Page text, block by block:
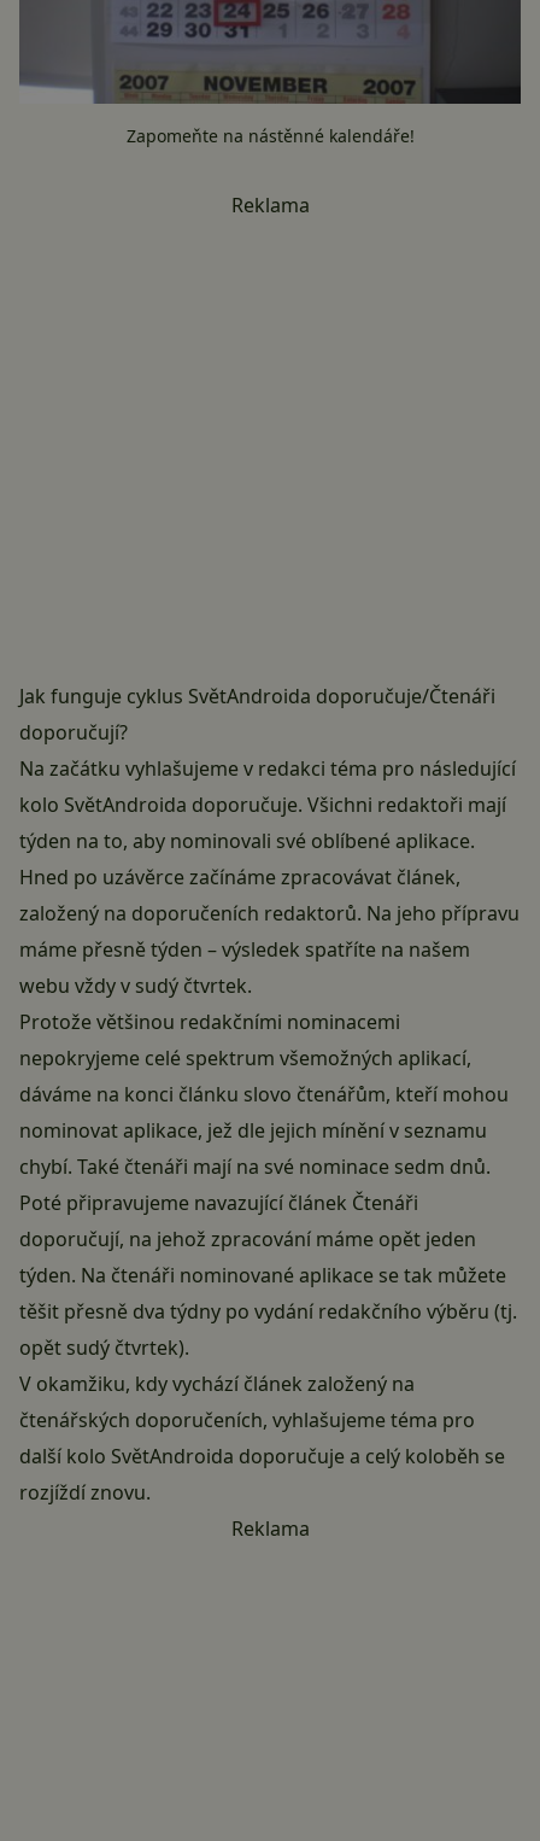
Zapomeňte na nástěnné kalendáře!
Reklama
Jak funguje cyklus SvětAndroida doporučuje/Čtenáři
doporučují?
Na začátku vyhlašujeme v redakci téma pro následující
kolo SvětAndroida doporučuje. Všichni redaktoři mají
týden na to, aby nominovali své oblíbené aplikace.
Hned po uzávěrce začínáme zpracovávat článek,
založený na doporučeních redaktorů. Na jeho přípravu
máme přesně týden – výsledek spatříte na našem
webu vždy v sudý čtvrtek.
Protože většinou redakčními nominacemi
nepokryjeme celé spektrum všemožných aplikací,
dáváme na konci článku slovo čtenářům, kteří mohou
nominovat aplikace, jež dle jejich mínění v seznamu
chybí. Také čtenáři mají na své nominace sedm dnů.
Poté připravujeme navazující článek Čtenáři
doporučují, na jehož zpracování máme opět jeden
týden. Na čtenáři nominované aplikace se tak můžete
těšit přesně dva týdny po vydání redakčního výběru (tj.
opět sudý čtvrtek).
V okamžiku, kdy vychází článek založený na
čtenářských doporučeních, vyhlašujeme téma pro
další kolo SvětAndroida doporučujea celý koloběh se
rozjíždí znovu.
Reklama